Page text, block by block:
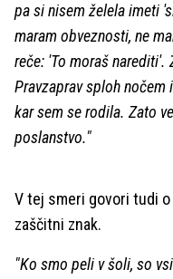
pa si nisem želela imeti
maram obveznosti, ne
reče: 'To moraš narediti'.
Pravzaprav sploh
kar sem se rodila. Zato
poslanstvo."
V tej smeri govori tudi
zaščitni znak.
"Ko smo peli v šoli, so